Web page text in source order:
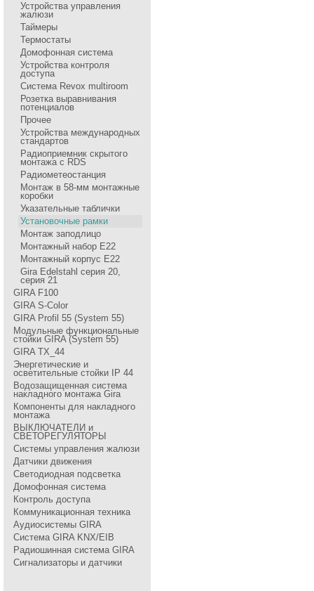
Устройства управления
жалюзи
Таймеры
Термостаты
Домофонная система
Устройства контроля
доступа
Система Revox multiroom
Розетка выравнивания
потенциалов
Прочее
Устройства международных
стандартов
Радиоприемник скрытого
монтажа с RDS
Радиометеостанция
Монтаж в 58-мм монтажные
коробки
Указательные таблички
Установочные рамки
Монтаж заподлицо
Монтажный набор Е22
Монтажный корпус Е22
Gira Edelstahl серия 20,
серия 21
GIRA F100
GIRA S-Color
GIRA Profil 55 (System 55)
Модульные функциональные
стойки GIRA (System 55)
GIRA TX_44
Энергетические и
осветительные стойки IP 44
Водозащищенная система
накладного монтажа Gira
Компоненты для накладного
монтажа
ВЫКЛЮЧАТЕЛИ и
СВЕТОРЕГУЛЯТОРЫ
Системы управления жалюзи
Датчики движения
Светодиодная подсветка
Домофонная система
Контроль доступа
Коммуникационная техника
Аудиосистемы GIRA
Система GIRA KNX/EIB
Радиошинная система GIRA
Сигнализаторы и датчики